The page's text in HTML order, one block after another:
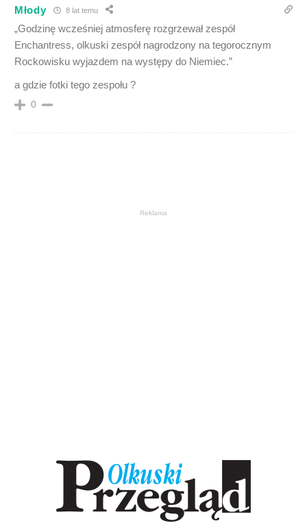
Młody 8 lat temu
„Godzinę wcześniej atmosferę rozgrzewał zespół
Enchantress, olkuski zespół nagrodzony na tegorocznym
Rockowisku wyjazdem na występy do Niemiec.”
a gdzie fotki tego zespołu ?
0
Reklama